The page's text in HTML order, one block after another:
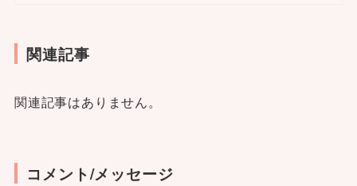
関連記事
関連記事はありません。
コメント/メッセージ